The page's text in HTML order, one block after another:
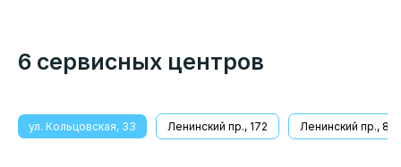
6 сервисных центров
ул. Кольцовская, 33 Ленинский пр., 172 Ленинский пр., 8/1